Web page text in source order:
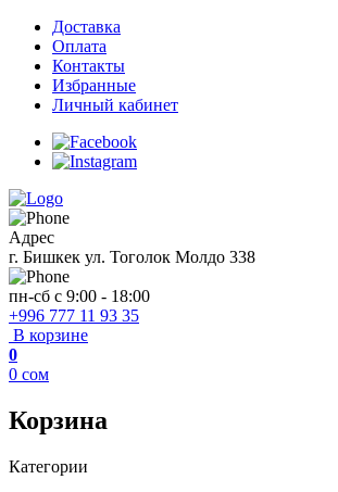
Доставка
Оплата
Контакты
Избранные
Личный кабинет
Адрес
г. Бишкек ул. Тоголок Молдо 338
пн-сб с 9:00 - 18:00
+996 777 11 93 35
В корзине
0
0 сом
Корзина
Категории